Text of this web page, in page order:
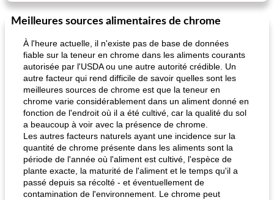
Meilleures sources alimentaires de chrome
À l'heure actuelle, il n'existe pas de base de données
fiable sur la teneur en chrome dans les aliments courants
autorisée par l'USDA ou une autre autorité crédible. Un
autre facteur qui rend difficile de savoir quelles sont les
meilleures sources de chrome est que la teneur en
chrome varie considérablement dans un aliment donné en
fonction de l'endroit où il a été cultivé, car la qualité du sol
a beaucoup à voir avec la présence de chrome.
Les autres facteurs naturels ayant une incidence sur la
quantité de chrome présente dans les aliments sont la
période de l'année où l'aliment est cultivé, l'espèce de
plante exacte, la maturité de l'aliment et le temps qu'il a
passé depuis sa récolté - et éventuellement de
contamination de l'environnement. Le chrome peut